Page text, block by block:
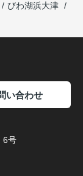
びわ湖浜大津
い合わせ
6号